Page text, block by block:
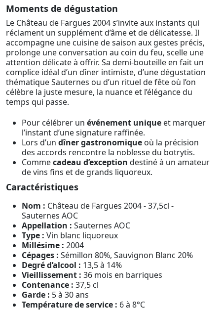
Moments de dégustation
Le Château de Fargues 2004 s’invite aux instants qui
réclament un supplément d’âme et de délicatesse. Il
accompagne une cuisine de saison aux gestes précis,
prolonge une conversation au coin du feu, scelle une
attention délicate à offrir. Sa demi-bouteille en fait un
complice idéal d’un dîner intimiste, d’une dégustation
thématique Sauternes ou d’un rituel de fête où l’on
célèbre la juste mesure, la nuance et l’élégance du
temps qui passe.
Pour célébrer un événement unique et marquer
l’instant d’une signature raffinée.
Lors d’un dîner gastronomique où la précision
des accords rencontre la noblesse du botrytis.
Commecadeau d’exception destiné à un amateur
de vins fins et de grands liquoreux.
Caractéristiques
Nom : Château de Fargues 2004 - 37,5cl -
Sauternes AOC
Appellation : Sauternes AOC
Type : Vin blanc liquoreux
Millésime : 2004
Cépages : Sémillon 80%, Sauvignon Blanc 20%
Degré d’alcool : 13,5 à 14%
Vieillissement : 36 mois en barriques
Contenance : 37,5 cl
Garde : 5 à 30 ans
Température de service : 6 à 8°C